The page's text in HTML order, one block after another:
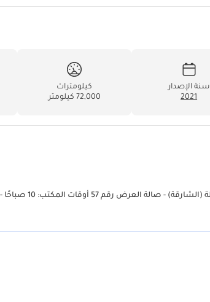
سنة الإصدار
2021
كيلومترات
72,000 كيلومتر